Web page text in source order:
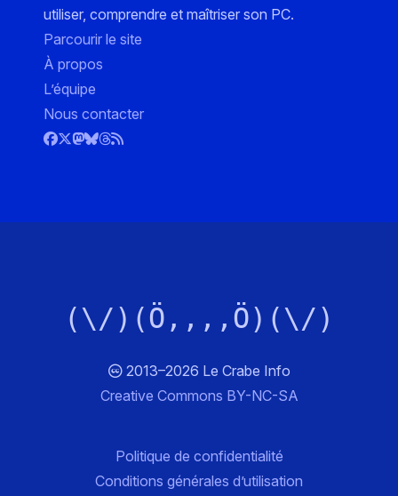
utiliser, comprendre et maîtriser son PC.
Parcourir le site
À propos
L’équipe
Nous contacter
(\/)(Ö,,,,Ö)(\/)
2013–2026 Le Crabe Info
Creative Commons BY-NC-SA
Politique de confidentialité
Conditions générales d’utilisation